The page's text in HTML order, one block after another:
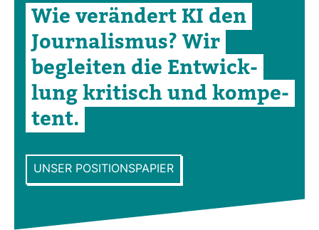
Wie ver­än­dert KI den
Jour­na­lismus? Wir
begleiten die Ent­wick­
lung kri­tisch und kom­pe­
tent.
UNSER POSITIONSPAPIER